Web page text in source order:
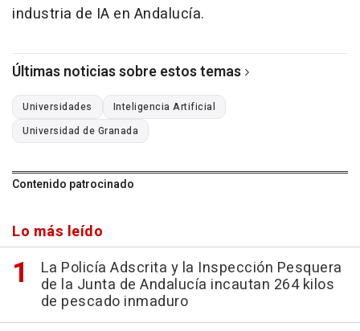
industria de IA en Andalucía.
Últimas noticias sobre estos temas
Universidades
Inteligencia Artificial
Universidad de Granada
Contenido patrocinado
Lo más leído
La Policía Adscrita y la Inspección Pesquera
de la Junta de Andalucía incautan 264 kilos
de pescado inmaduro